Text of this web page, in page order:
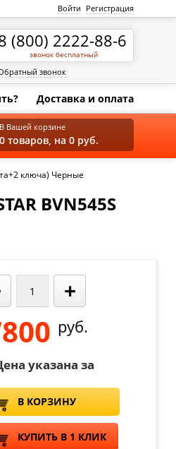
Войти Регистрация
(800) 2222-88-6
звонок бесплатный
звонок
Доставка и оплата
ключа) Черные
BVN545S
+
руб.
указана за
В КОРЗИНУ
КУПИТЬ В 1 КЛИК
В Вашей корзине
0 товаров, на 0 руб.